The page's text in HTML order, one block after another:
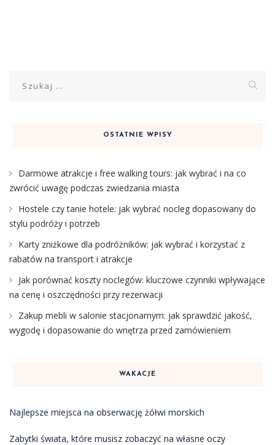
OSTATNIE WPISY
Darmowe atrakcje i free walking tours: jak wybrać i na co
zwrócić uwagę podczas zwiedzania miasta
Hostele czy tanie hotele: jak wybrać nocleg dopasowany do
stylu podróży i potrzeb
Karty zniżkowe dla podróżników: jak wybrać i korzystać z
rabatów na transport i atrakcje
Jak porównać koszty noclegów: kluczowe czynniki wpływające
na cenę i oszczędności przy rezerwacji
Zakup mebli w salonie stacjonarnym: jak sprawdzić jakość,
wygodę i dopasowanie do wnętrza przed zamówieniem
WAKACJE
Najlepsze miejsca na obserwację żółwi morskich
Zabytki świata, które musisz zobaczyć na własne oczy